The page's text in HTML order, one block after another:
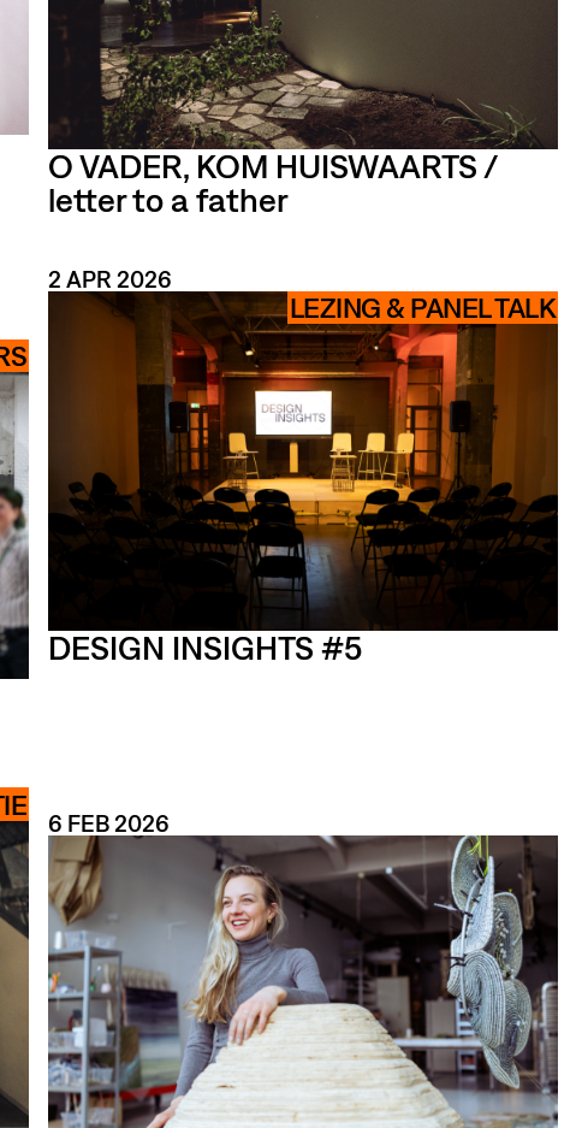
O VADER, KOM HUISWAARTS /
letter to a father
2 APR 2026
LEZING & PANEL TALK
DESIGN INSIGHTS #5
6 FEB 2026